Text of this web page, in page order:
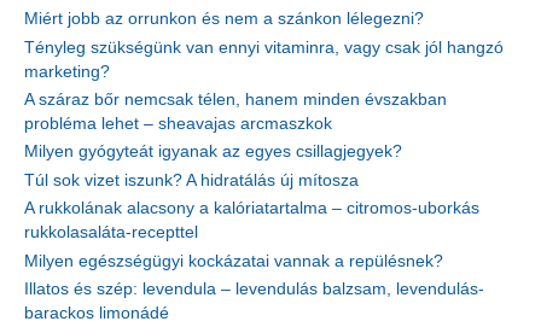
Miért jobb az orrunkon és nem a szánkon lélegezni?
Tényleg szükségünk van ennyi vitaminra, vagy csak jól hangzó
marketing?
A száraz bőr nemcsak télen, hanem minden évszakban
probléma lehet – sheavajas arcmaszkok
Milyen gyógyteát igyanak az egyes csillagjegyek?
Túl sok vizet iszunk? A hidratálás új mítosza
A rukkolának alacsony a kalóriatartalma – citromos-uborkás
rukkolasaláta-recepttel
Milyen egészségügyi kockázatai vannak a repülésnek?
Illatos és szép: levendula – levendulás balzsam, levendulás-
barackos limonádé